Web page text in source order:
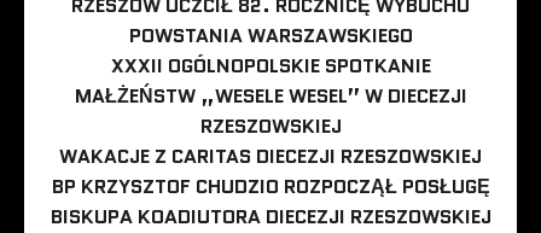
RZESZÓW UCZCIŁ 82. ROCZNICĘ WYBUCHU
POWSTANIA WARSZAWSKIEGO
XXXII OGÓLNOPOLSKIE SPOTKANIE
MAŁŻEŃSTW „WESELE WESEL” W DIECEZJI
RZESZOWSKIEJ
WAKACJE Z CARITAS DIECEZJI RZESZOWSKIEJ
BP KRZYSZTOF CHUDZIO ROZPOCZĄŁ POSŁUGĘ
BISKUPA KOADIUTORA DIECEZJI RZESZOWSKIEJ